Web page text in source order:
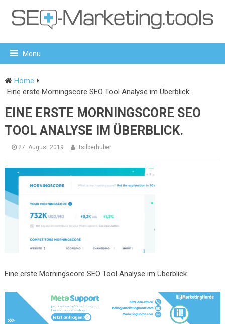
Menu
Home
Eine erste Morningscore SEO Tool Analyse im Überblick.
EINE ERSTE MORNINGSCORE SEO
TOOL ANALYSE IM ÜBERBLICK.
27. August 2019 tsilberhuber
Eine erste Morningscore SEO Tool Analyse im Überblick.